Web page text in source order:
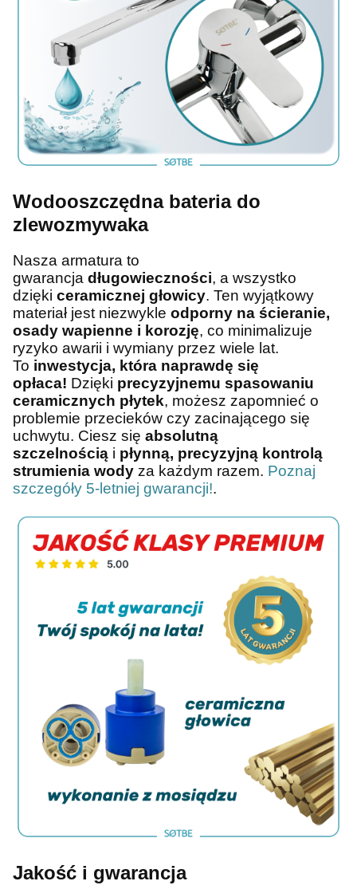
Wodooszczędna bateria do
zlewozmywaka
Nasza armatura to
gwarancja długowieczności, a wszystko
dzięki ceramicznej głowicy. Ten wyjątkowy
materiał jest niezwykle odporny na ścieranie,
osady wapienne i korozję, co minimalizuje
ryzyko awarii i wymiany przez wiele lat.
To inwestycja, która naprawdę się
opłaca! Dzięki precyzyjnemu spasowaniu
ceramicznych płytek, możesz zapomnieć o
problemie przecieków czy zacinającego się
uchwytu. Ciesz się absolutną
szczelnością i płynną, precyzyjną kontrolą
strumienia wody za każdym razem. Poznaj
szczegóły 5-letniej gwarancji!.
Jakość i gwarancja